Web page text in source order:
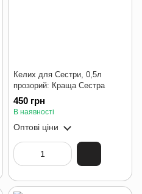
Келих для Сестри, 0,5л
прозорий: Краща Сестра
450 грн
В наявності
Оптові ціни